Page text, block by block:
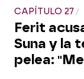
CAPÍTULO 27
Ferit
Suna y la
pelea: